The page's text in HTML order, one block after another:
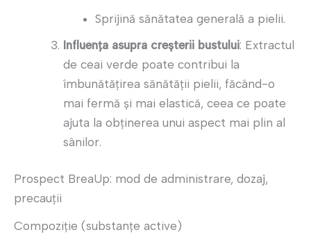
Sprijină sănătatea generală a pielii.
Influența asupra creșterii bustului: Extractul
de ceai verde poate contribui la
îmbunătățirea sănătății pielii, făcând-o
mai fermă și mai elastică, ceea ce poate
ajuta la obținerea unui aspect mai plin al
sânilor.
Prospect BreaUp: mod de administrare, dozaj,
precauții
Compoziție (substanțe active)